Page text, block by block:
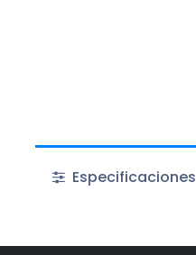
Especificaciones